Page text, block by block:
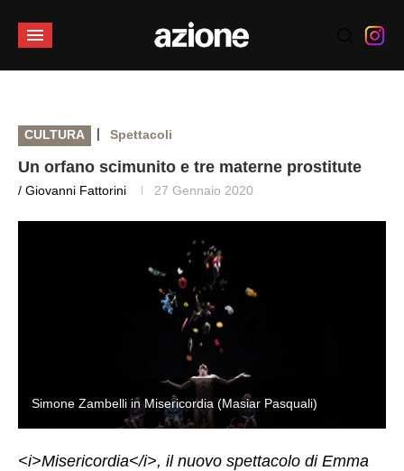
CULTURA | Spettacoli
Un orfano scimunito e tre materne prostitute
/ Giovanni Fattorini 27 Gennaio 2020
Simone Zambelli in Misericordia (Masiar Pasquali)
<i>Misericordia</i>, il nuovo spettacolo di Emma